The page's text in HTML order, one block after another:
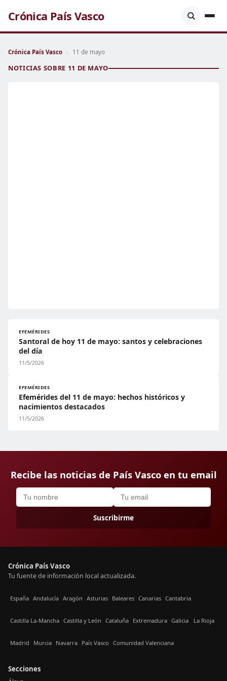
Crónica País Vasco
Crónica País Vasco › 11 de mayo
NOTICIAS SOBRE 11 DE MAYO
EFEMÉRIDES
Santoral de hoy 11 de mayo: santos y celebraciones
del día
11/5/2026
EFEMÉRIDES
Efemérides del 11 de mayo: hechos históricos y
nacimientos destacados
11/5/2026
Recibe las noticias de País Vasco en tu email
Suscribirme
Crónica País Vasco
Tu fuente de información local actualizada.
España Andalucía Aragón Asturias Baleares Canarias Cantabria
Castilla La-Mancha Castilla y León Cataluña Extremadura Galicia La Rioja
Madrid Murcia Navarra País Vasco Comunidad Valenciana
Secciones